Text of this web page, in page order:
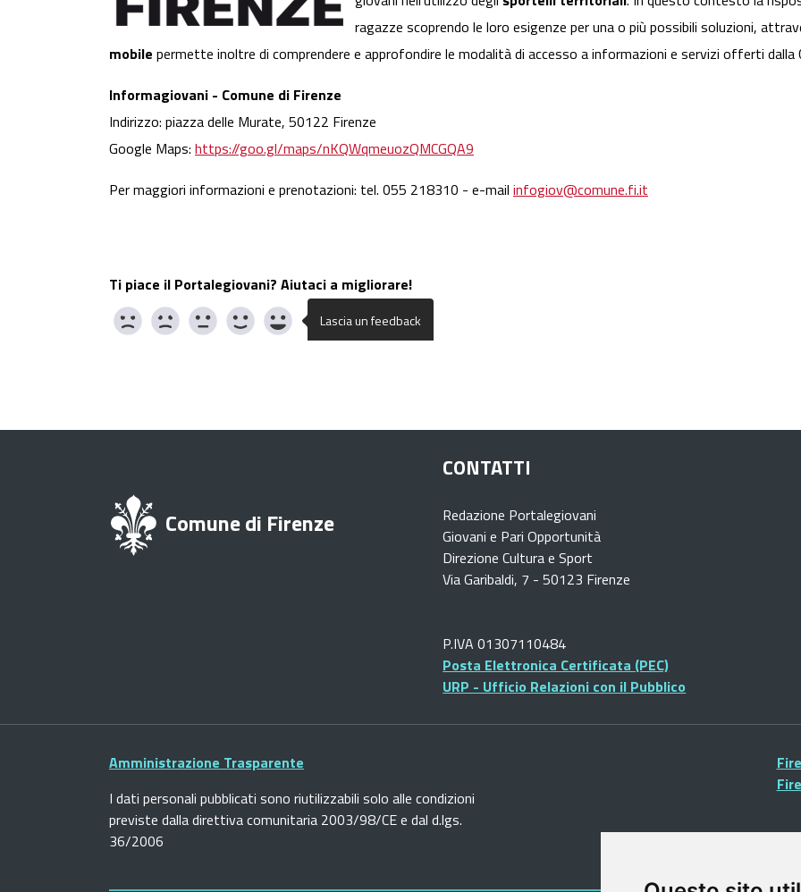
ragazze scoprendo le loro esigenze per una o più possibili soluzioni,
mobile permette inoltre di comprendere e approfondire le modalità di accesso a informazioni e servizi offerti dalla
Informagiovani - Comune di Firenze
Indirizzo: piazza delle Murate, 50122 Firenze
Google Maps: https://goo.gl/maps/nKQWqmeuozQMCGQA9
Per maggiori informazioni e prenotazioni: tel. 055 218310 - e-mail infogiov@comune.fi.it
Ti piace il Portalegiovani? Aiutaci a migliorare!
Comune di Firenze
CONTATTI
Redazione Portalegiovani
Giovani e Pari Opportunità
Direzione Cultura e Sport
Via Garibaldi, 7 - 50123 Firenze
P.IVA 01307110484
Posta Elettronica Certificata (PEC)
URP - Ufficio Relazioni con il Pubblico
Amministrazione Trasparente
I dati personali pubblicati sono riutilizzabili solo alle condizioni
previste dalla direttiva comunitaria 2003/98/CE e dal d.lgs.
36/2006